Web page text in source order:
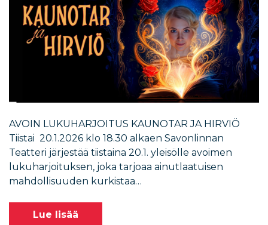
AVOIN LUKUHARJOITUS KAUNOTAR JA HIRVIÖ
Tiistai 20.1.2026 klo 18.30 alkaen Savonlinnan
Teatteri järjestää tiistaina 20.1. yleisölle avoimen
lukuharjoituksen, joka tarjoaa ainutlaatuisen
mahdollisuuden kurkistaa…
Lue lisää